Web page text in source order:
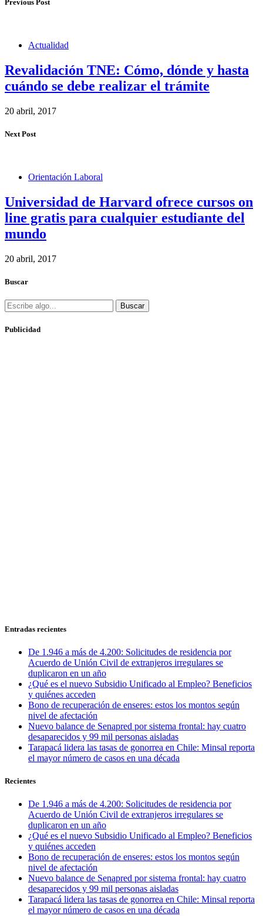
Previous Post
Actualidad
Revalidación TNE: Cómo, dónde y hasta
cuándo se debe realizar el trámite
20 abril, 2017
Next Post
Orientación Laboral
Universidad de Harvard ofrece cursos on
line gratis para cualquier estudiante del
mundo
20 abril, 2017
Buscar
Buscar
Publicidad
Entradas recientes
De 1.946 a más de 4.200: Solicitudes de residencia por
Acuerdo de Unión Civil de extranjeros irregulares se
duplicaron en un año
¿Qué es el nuevo Subsidio Unificado al Empleo? Beneficios
y quiénes acceden
Bono de recuperación de enseres: estos los montos según
nivel de afectación
Nuevo balance de Senapred por sistema frontal: hay cuatro
desaparecidos y 99 mil personas aisladas
Tarapacá lidera las tasas de gonorrea en Chile: Minsal reporta
el mayor número de casos en una década
Recientes
De 1.946 a más de 4.200: Solicitudes de residencia por
Acuerdo de Unión Civil de extranjeros irregulares se
duplicaron en un año
¿Qué es el nuevo Subsidio Unificado al Empleo? Beneficios
y quiénes acceden
Bono de recuperación de enseres: estos los montos según
nivel de afectación
Nuevo balance de Senapred por sistema frontal: hay cuatro
desaparecidos y 99 mil personas aisladas
Tarapacá lidera las tasas de gonorrea en Chile: Minsal reporta
el mayor número de casos en una década